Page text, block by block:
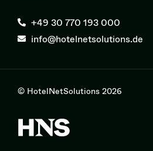
+49 30 770 193 000
info@hotelnetsolutions.de
© HotelNetSolutions 2026